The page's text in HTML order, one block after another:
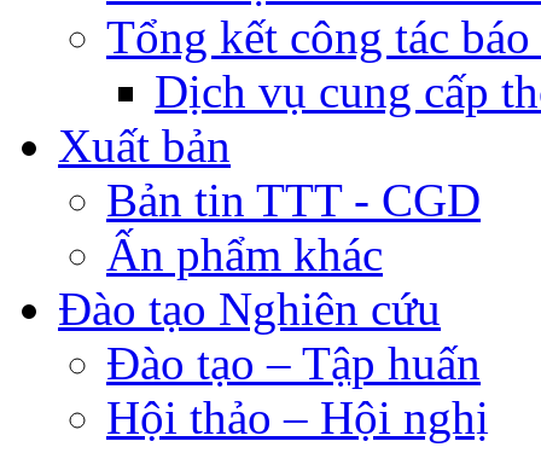
Tổng kết công tác
Dịch vụ cung cấp
Xuất bản
Bản tin TTT - CGD
Ấn phẩm khác
Đào tạo Nghiên cứu
Đào tạo – Tập huấn
Hội thảo – Hội nghị